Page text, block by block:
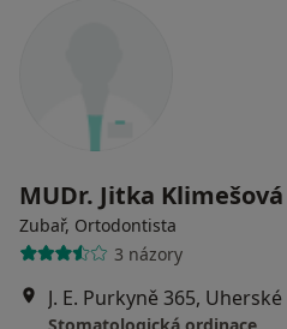
MUDr. Jitka Klimešová
Zubař, Ortodontista
3 názory
J. E. Purkyně 365,